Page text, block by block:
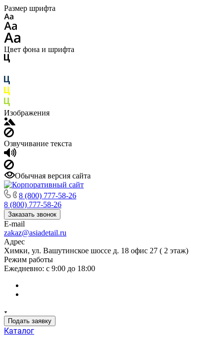
Размер шрифта
Цвет фона и шрифта
Изображения
Озвучивание текста
Обычная версия сайта
8 (800) 777-58-26
8 (800) 777-58-26
Заказать звонок
E-mail
zakaz@asiadetail.ru
Адрес
Химки, ул. Вашутинское шоссе д. 18 офис 27 ( 2 этаж)
Режим работы
Ежедневно: с 9:00 до 18:00
Подать заявку
Каталог